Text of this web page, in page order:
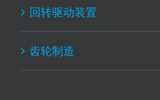
回转驱动装置
齿轮制造